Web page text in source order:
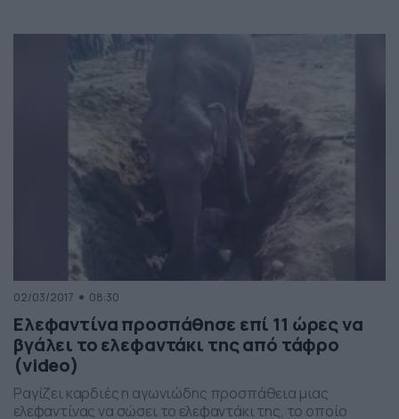
02/03/2017 08:30
Ελεφαντίνα προσπάθησε επί 11 ώρες να
βγάλει το ελεφαντάκι της από τάφρο
(video)
Ραγίζει καρδιές η αγωνιώδης προσπάθεια μιας
ελεφαντίνας να σώσει το ελεφαντάκι της, το οποίο